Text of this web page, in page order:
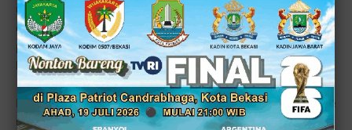
untuk membuat proses berlatihnya mudah dipelajari dan
dicatat ke dalam buku secara tertulis" papar lelaki yang
pernah diundang Bruce Lee ini untuk memperlihatkan
kebolehannya bermain silat.
Belajar dari kebesaran sang legendaris kungfu Bruce Lee
untuk melestarikan kungfu di mata dunia internasional,